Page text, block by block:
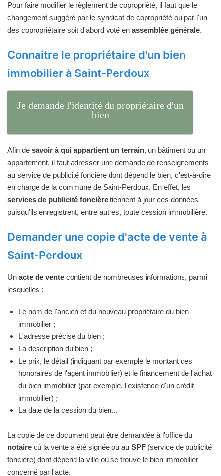
Pour faire modifier le règlement de copropriété, il faut que le
changement suggéré par le syndicat de copropriété ou par l'un
des copropriétaire soit d'abord voté en assemblée générale.
Connaitre le propriétaire d'un bien
immobilier à Saint-Perdoux
Je demande l'identité du propriétaire d'un
bien
Afin de savoir à qui appartient un terrain, un bâtiment ou un
appartement, il faut adresser une demande de renseignements
au service de publicité foncière dont dépend le bien, c'est-à-dire
en charge de la commune de Saint-Perdoux. En effet, les
services de publicité foncière tiennent à jour ces données
puisqu'ils enregistrent, entre autres, toute cession immobilière.
Demander une copie d'acte de vente à
Saint-Perdoux
Un acte de vente contient de nombreuses informations, parmi
lesquelles :
Le nom de l'ancien et du nouveau propriétaire du bien
immobilier ;
L'adresse précise du bien ;
La description du bien ;
Le prix, le détail (indiquant par exemple le montant des
honoraires de l'agent immobilier) et le financement de l'achat
du bien immobilier (par exemple, l'existence d'un crédit
immobilier) ;
La date de la cession du bien...
La copie de ce document peut être demandée à l'office du
notaire où la vente a été signée ou au SPF (service de publicité
foncière) dont dépend la ville où se trouve le bien immobilier
concerné par l'acte.